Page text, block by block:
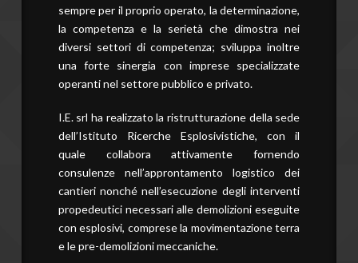
sempre per il proprio operato, la determinazione,
la competenza e la serietà che dimostra nei
diversi settori di competenza; sviluppa inoltre
una forte sinergia con imprese specializzate
operanti nel settore pubblico e privato.
I.E. srl ha realizzato la ristrutturazione della sede
dell’Istituto Ricerche Esplosivistiche, con il
quale collabora attivamente fornendo
consulenze nell’approntamento logistico dei
cantieri nonché nell’esecuzione degli interventi
propedeutici necessari alle demolizioni eseguite
con esplosivi, comprese la movimentazione terra
e le pre-demolizioni meccaniche.